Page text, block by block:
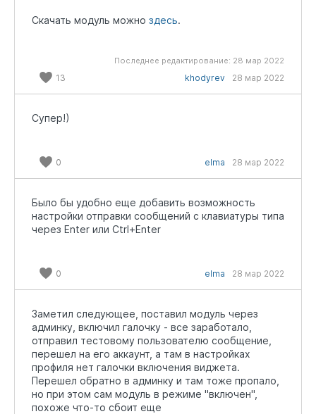
Скачать модуль можно здесь.
Последнее редактирование: 28 мар 2022
13 khodyrev 28 мар 2022
Супер!)
0 elma 28 мар 2022
Было бы удобно еще добавить возможность
настройки отправки сообщений с клавиатуры типа
через Enter или Ctrl+Enter
0 elma 28 мар 2022
Заметил следующее, поставил модуль через
админку, включил галочку - все заработало,
отправил тестовому пользователю сообщение,
перешел на его аккаунт, а там в настройках
профиля нет галочки включения виджета.
Перешел обратно в админку и там тоже пропало,
но при этом сам модуль в режиме "включен",
похоже что-то сбоит еще